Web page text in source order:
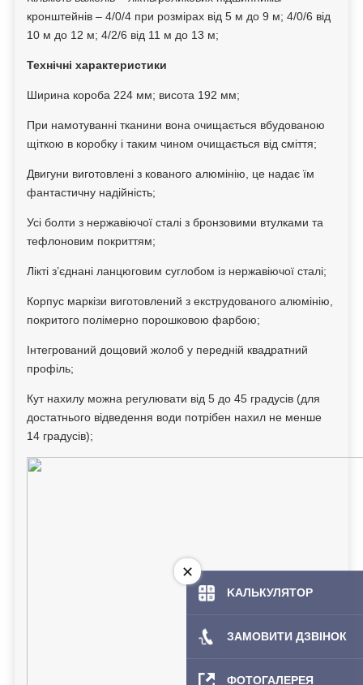
кронштейнів – 4/0/4 при розмірах від 5 м до 9 м; 4/0/6 від
10 м до 12 м; 4/2/6 від 11 м до 13 м;
Технічні характеристики
Ширина короба 224 мм; висота 192 мм;
При намотуванні тканини вона очищається вбудованою
щіткою в коробку і таким чином очищається від сміття;
Двигуни виготовлені з кованого алюмінію, це надає їм
фантастичну надійність;
Усі болти з нержавіючої сталі з бронзовими втулками та
тефлоновим покриттям;
Лікті з’єднані ланцюговим суглобом із нержавіючої сталі;
Корпус маркізи виготовлений з екструдованого алюмінію,
покритого полімерно порошковою фарбою;
Інтегрований дощовий жолоб у передній квадратний
профіль;
Кут нахилу можна регулювати від 5 до 45 градусів (для
достатнього відведення води потрібен нахил не менше
14 градусів);
KAЛЬКУЛЯТOP
ЗАМОВИТИ ДЗВІНОК
ФОТОГАЛЕРЕЯ